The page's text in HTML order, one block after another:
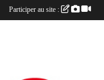
Participer au site :